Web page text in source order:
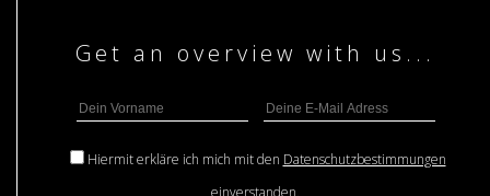
Hiermit erkläre ich mich mit den Datenschutzbestimmungen
einverstanden.